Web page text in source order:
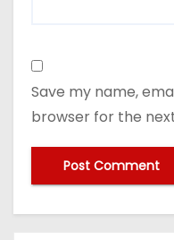
Save my name,
browser for the